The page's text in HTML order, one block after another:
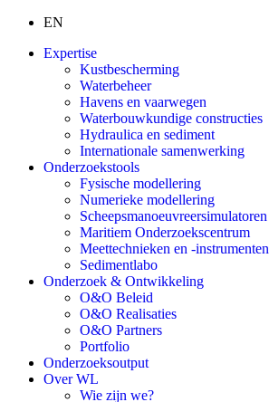
EN
Expertise
Kustbescherming
Waterbeheer
Havens en vaarwegen
Waterbouwkundige constructies
Hydraulica en sediment
Internationale samenwerking
Onderzoekstools
Fysische modellering
Numerieke modellering
Scheepsmanoeuvreersimulatoren
Maritiem Onderzoekscentrum
Meettechnieken en -instrumenten
Sedimentlabo
Onderzoek & Ontwikkeling
O&O Beleid
O&O Realisaties
O&O Partners
Portfolio
Onderzoeksoutput
Over WL
Wie zijn we?